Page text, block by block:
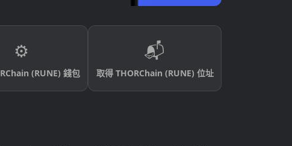
⚙️
(RUNE) 錢包
📬
取得 THORChain (RUNE) 位址